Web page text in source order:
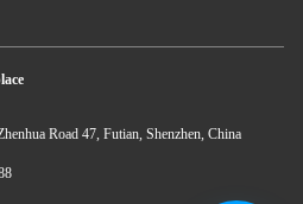
Road 47, Futian, Shenzhen, China